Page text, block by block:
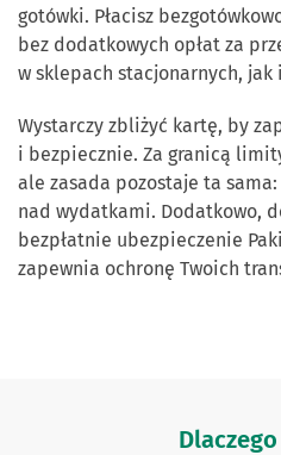
gotówki. Płacisz
bez dodatkowych opłat za
w sklepach stacjonarnych,
Wystarczy zbliżyć kartę, by
i bezpiecznie. Za granicą
ale zasada pozostaje ta
nad wydatkami. Dodatkowo,
bezpłatnie ubezpieczenie
zapewnia ochronę Twoich
Dlaczego